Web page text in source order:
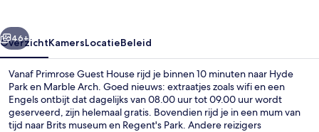
Volgende
46+
OverzichtKamersLocatieBeleid
Vanaf Primrose Guest House rijd je binnen 10 minuten naar Hyde
Park en Marble Arch. Goed nieuws: extraatjes zoals wifi en een
Engels ontbijt dat dagelijks van 08.00 uur tot 09.00 uur wordt
geserveerd, zijn helemaal gratis. Bovendien rijd je in een mum van
tijd naar Brits museum en Regent's Park. Andere reizigers